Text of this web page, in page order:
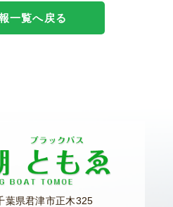
一覧へ戻る
葉県君津市正木325